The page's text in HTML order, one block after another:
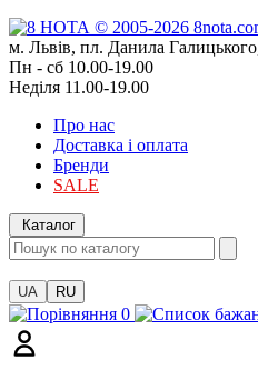
м. Львів, пл. Данила
Пн - сб 10.00-19.00
Неділя 11.00-19.00
Про нас
Доставка і оплата
Бренди
SALE
Каталог
UA RU
0